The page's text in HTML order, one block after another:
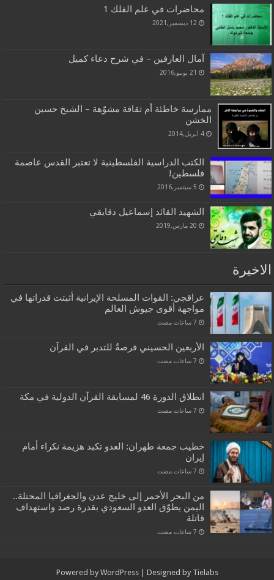
محاضرات في علم الفلك 1
12 ديسمبر,2021
آمال العارفين – في شرح دعاء كميل
21 يونيو,2016
ممارسة خاطئة أم ثقافة مشوّهة – الشيخ حسين
الخشن
4 أبريل,2014
الكتب الدراسية الفلسطينية لا تعتبر القدس عاصمة
فلسطين!
5 سبتمبر,2016
الشهيد القائد إسماعيل دقايقي
20 مارس,2019
الاخيرة
عراقجي: القوات المسلحة الإيرانية أثبتت قدراتها في
مواجهة أقوى جيوش العالم
الأربعين الحسيني فرصةٌ للتدبر في القرآن
انطلاق الدورة 46 لمسابقة القرآن الدولية في مكة
خطيب جمعة طهران: العدو تكبد هزيمة نكراء أمام
إيران
من البحر الأحمر إلى خليج عدن والجغرافيا المحتلة..
اليمن يطوّق العدو السعودي بقدرة رصد واستهداف
قاتلة
Powered by WordPress| Designed by Tielabs